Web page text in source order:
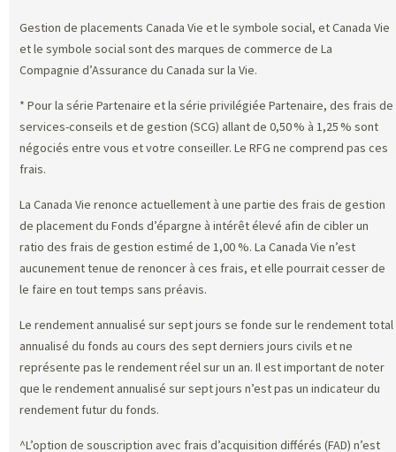
Gestion de placements Canada Vie et le symbole social, et Canada Vie
et le symbole social sont des marques de commerce de La
Compagnie d’Assurance du Canada sur la Vie.
* Pour la série Partenaire et la série privilégiée Partenaire, des frais de
services-conseils et de gestion (SCG) allant de 0,50 % à 1,25 % sont
négociés entre vous et votre conseiller. Le RFG ne comprend pas ces
frais.
La Canada Vie renonce actuellement à une partie des frais de gestion
de placement du Fonds d’épargne à intérêt élevé afin de cibler un
ratio des frais de gestion estimé de 1,00 %. La Canada Vie n’est
aucunement tenue de renoncer à ces frais, et elle pourrait cesser de
le faire en tout temps sans préavis.
Le rendement annualisé sur sept jours se fonde sur le rendement total
annualisé du fonds au cours des sept derniers jours civils et ne
représente pas le rendement réel sur un an. Il est important de noter
que le rendement annualisé sur sept jours n’est pas un indicateur du
rendement futur du fonds.
^L’option de souscription avec frais d’acquisition différés (FAD) n’est